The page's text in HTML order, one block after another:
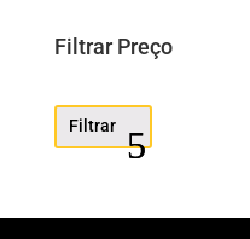
Filtrar Preço
Filtrar